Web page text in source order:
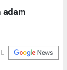
adam